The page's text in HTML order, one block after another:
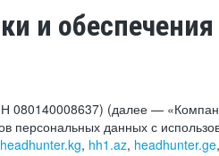
и
(далее —
персональных данных с
headhunter.kg, hh1.az, headhunter.ge